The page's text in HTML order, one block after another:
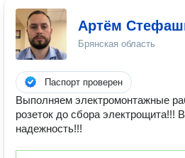
Артём
Брянская область
Паспорт проверен
Выполняем электромонтажные
розеток до сбора электрощита!!!
надежность!!!